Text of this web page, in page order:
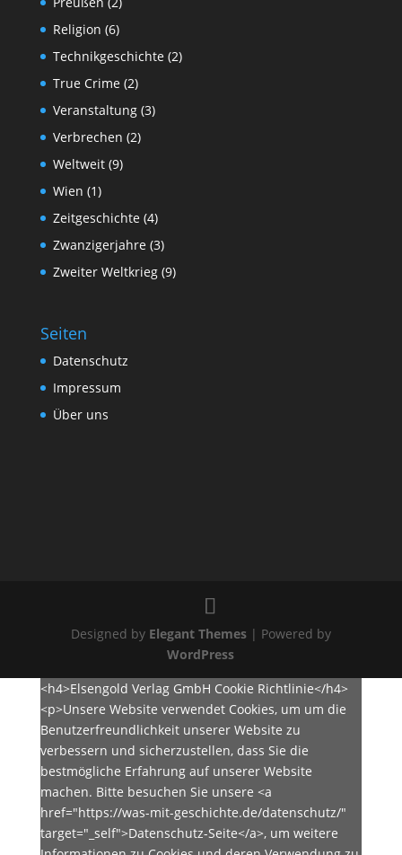
Religion (6)
Technikgeschichte(2)
True Crime(2)
Veranstaltung(3)
Verbrechen (2)
Weltweit(9)
Wien (1)
Zeitgeschichte(4)
Zwanzigerjahre(3)
Zweiter Weltkrieg(9)
Seiten
Datenschutz
Impressum
Über uns
Designed by Elegant Themes| Powered by
WordPress
<h4>Elsengold Verlag GmbH Cookie Richtlinie</h4>
<p>Unsere Website verwendet Cookies, um um die
Benutzerfreundlichkeit unserer Website zu
verbessern und sicherzustellen, dass Sie die
bestmögliche Erfahrung auf unserer Website
machen. Bitte besuchen Sie unsere <a
href="https://was-mit-geschichte.de/datenschutz/"
target="_self">Datenschutz-Seite</a>, um weitere